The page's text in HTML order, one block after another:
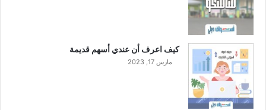
كيف اعرف أن عندي أسهم قديمة
مارس 17, 2023